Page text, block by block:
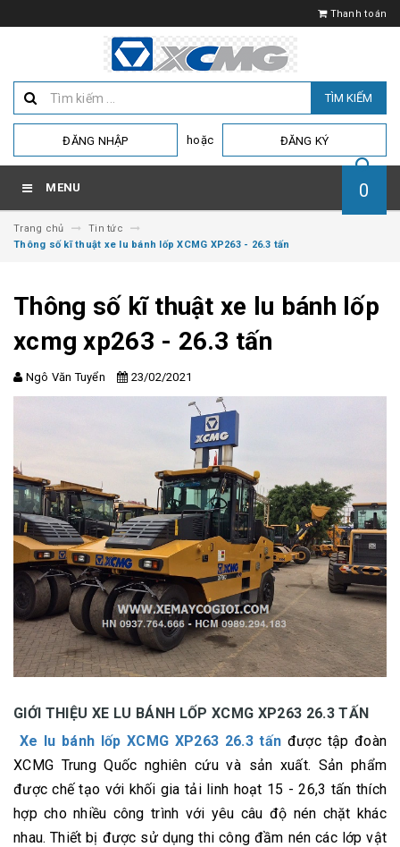
Thanh toán
TÌM KIẾM
ĐĂNG NHẬP hoặc ĐĂNG KÝ
MENU 0
Trang chủ
Tin tức
Thông số kĩ thuật xe lu bánh lốp XCMG XP263 - 26.3 tấn
Thông số kĩ thuật xe lu bánh lốp
xcmg xp263 - 26.3 tấn
Ngô Văn Tuyển 23/02/2021
GIỚI THIỆU XE LU BÁNH LỐP XCMG XP263 26.3 TẤN
Xe lu bánh lốp XCMG XP263 26.3 tấn được tập đoàn
XCMG Trung Quốc nghiên cứu và sản xuất. Sản phẩm
được chế tạo với khối gia tải linh hoạt 15 - 26,3 tấn thích
hợp cho nhiều công trình với yêu câu độ nén chặt khác
nhau. Thiết bị được sử dụng thi công đầm nén các lớp vật